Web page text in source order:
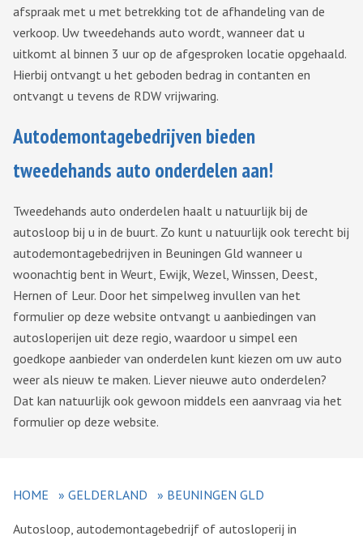
afspraak met u met betrekking tot de afhandeling van de
verkoop. Uw tweedehands auto wordt, wanneer dat u
uitkomt al binnen 3 uur op de afgesproken locatie opgehaald.
Hierbij ontvangt u het geboden bedrag in contanten en
ontvangt u tevens de RDW vrijwaring.
Autodemontagebedrijven bieden
tweedehands auto onderdelen aan!
Tweedehands auto onderdelen haalt u natuurlijk bij de
autosloop bij u in de buurt. Zo kunt u natuurlijk ook terecht bij
autodemontagebedrijven in Beuningen Gld wanneer u
woonachtig bent in Weurt, Ewijk, Wezel, Winssen, Deest,
Hernen of Leur. Door het simpelweg invullen van het
formulier op deze website ontvangt u aanbiedingen van
autosloperijen uit deze regio, waardoor u simpel een
goedkope aanbieder van onderdelen kunt kiezen om uw auto
weer als nieuw te maken. Liever nieuwe auto onderdelen?
Dat kan natuurlijk ook gewoon middels een aanvraag via het
formulier op deze website.
HOME » GELDERLAND » BEUNINGEN GLD
Autosloop, autodemontagebedrijf of autosloperij in